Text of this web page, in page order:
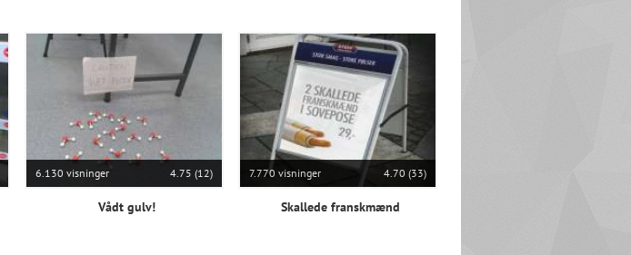
6.130 visninger 4.75 (12)
Vådt gulv!
7.770 visninger 4.70 (33)
Skallede franskmænd